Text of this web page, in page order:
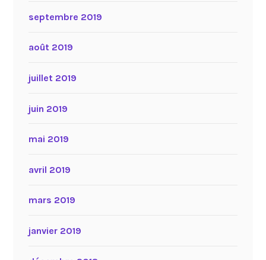
septembre 2019
août 2019
juillet 2019
juin 2019
mai 2019
avril 2019
mars 2019
janvier 2019